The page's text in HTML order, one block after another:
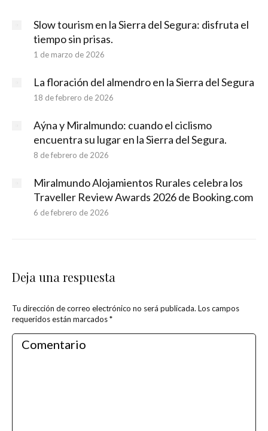
Slow tourism en la Sierra del Segura: disfruta el
tiempo sin prisas.
1 de marzo de 2026
La floración del almendro en la Sierra del Segura
18 de febrero de 2026
Aýna y Miralmundo: cuando el ciclismo
encuentra su lugar en la Sierra del Segura.
8 de febrero de 2026
Miralmundo Alojamientos Rurales celebra los
Traveller Review Awards 2026 de Booking.com
6 de febrero de 2026
Deja una respuesta
Tu dirección de correo electrónico no será publicada. Los campos
requeridos están marcados*
Comentario